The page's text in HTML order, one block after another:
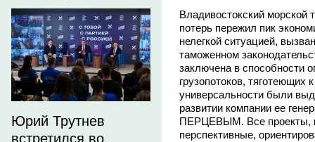
Юрий Трутнев
встретился во
Владивостокский
потерь пережил пик
нелегкой ситуацией,
таможенном
заключена в способности
грузопотоков, тяготеющих
универсальности были
развитии компании ее
ПЕРЦЕВЫМ. Все проекты,
перспективные,